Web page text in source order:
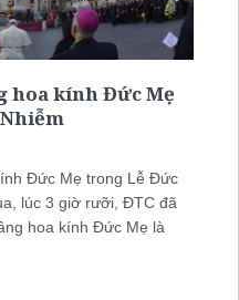
hoa kính Đức Mẹ
Đức Mẹ trong Lễ Đức
lúc 3 giờ rưỡi, ĐTC đã
hoa kính Đức Mẹ là